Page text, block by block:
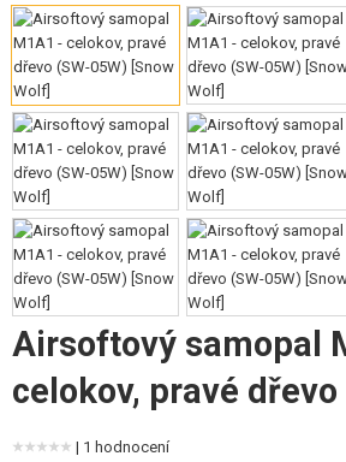
VÝSTROJ, UNIFORMY, POUZDRA
MASKOVÁNÍ, BARVY, PÁSKY
VYSÍLAČKY, HEADSETY, KAMERY
DOPLŇKY KE ZBRANÍM, POPRUHY
NÁHRADNÍ DÍLY, UPGRADE
SERVIS A ÚDRŽBA ZBRANÍ
SEBEOBRANA, VÝCVIK, NOŽE
TERČE, STŘELNICE
OUTDOOR A BUSHCRAFT
Airsoftový samopal
celokov, pravé dřevo
| 1 hodnocení